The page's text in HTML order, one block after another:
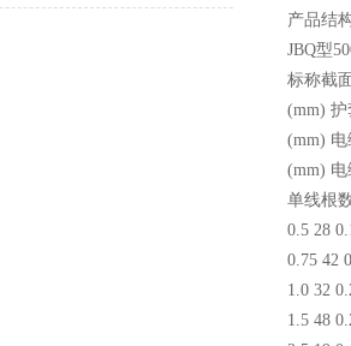
产品结
JBQ型
标称截
(mm)
(mm)
(mm)
单线根
0.5 28
0.75 42
1.0 32
1.5 48